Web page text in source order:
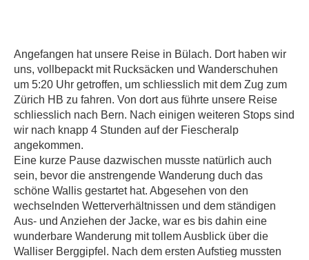
Angefangen hat unsere Reise in Bülach. Dort haben wir
uns, vollbepackt mit Rucksäcken und Wanderschuhen
um 5:20 Uhr getroffen, um schliesslich mit dem Zug zum
Zürich HB zu fahren. Von dort aus führte unsere Reise
schliesslich nach Bern. Nach einigen weiteren Stops sind
wir nach knapp 4 Stunden auf der Fiescheralp
angekommen.
Eine kurze Pause dazwischen musste natürlich auch
sein, bevor die anstrengende Wanderung duch das
schöne Wallis gestartet hat. Abgesehen von den
wechselnden Wetterverhältnissen und dem ständigen
Aus- und Anziehen der Jacke, war es bis dahin eine
wunderbare Wanderung mit tollem Ausblick über die
Walliser Berggipfel. Nach dem ersten Aufstieg mussten